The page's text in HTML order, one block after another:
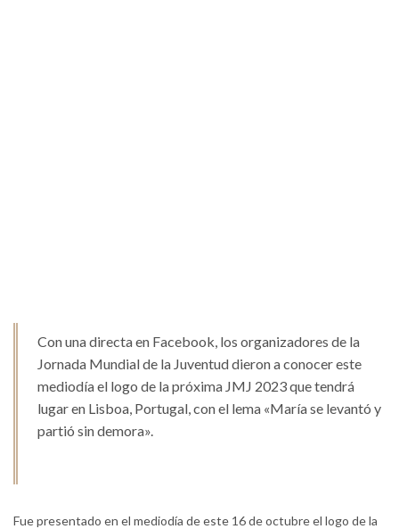
Con una directa en Facebook, los organizadores de la
Jornada Mundial de la Juventud dieron a conocer este
mediodía el logo de la próxima JMJ 2023 que tendrá
lugar en Lisboa, Portugal, con el lema «María se levantó y
partió sin demora».
Fue presentado en el mediodía de este 16 de octubre el logo de la